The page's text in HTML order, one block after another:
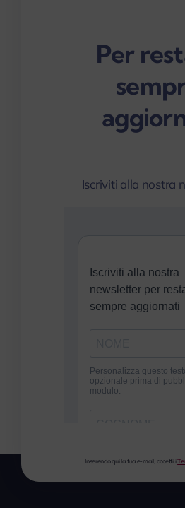
Per
Iscriviti alla nostra
Inserendo qui la tua e-mail, accetti i